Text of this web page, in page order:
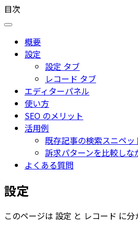
目次
概要
設定
設定 タブ
レコード タブ
エディターパネル
使い方
SEO のメリット
活用例
既存記事の検索スニペ
訴求パターンを比較し
よくある質問
設定
このページは 設定 と レコード に分